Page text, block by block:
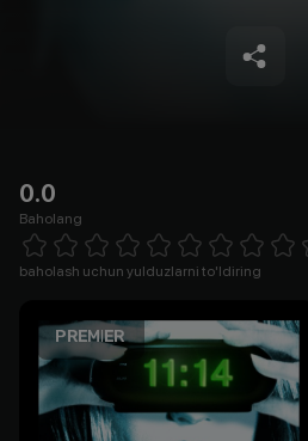
0.0
Baholang
1 Star 2 Stars 3 Stars 4 Stars5 Stars 6 Stars7 Stars8 Stars
baholash uchun yulduzlarni to'ldiring